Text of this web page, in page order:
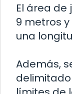
El área
9 metros
una
Además,